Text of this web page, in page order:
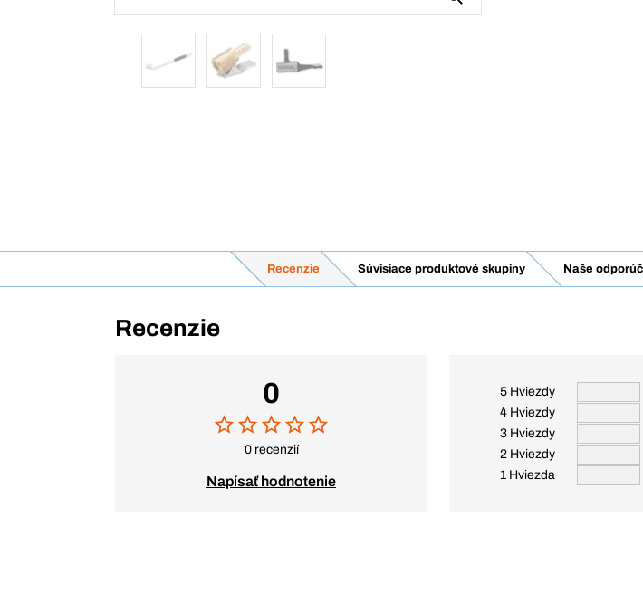
Recenzie Súvisiace produktové skupiny Naše
Recenzie
0
0 recenzií
Napísať hodnotenie
5 Hviezdy
4 Hviezdy
3 Hviezdy
2 Hviezdy
1 Hviezda